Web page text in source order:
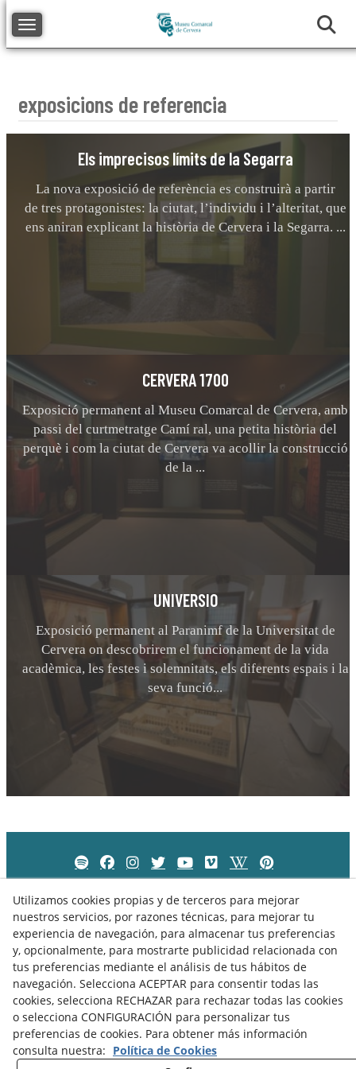
Toggle navigation
exposicions de referencia
Els imprecisos límits de la Segarra
La nova exposició de referència es construirà a partir
de tres protagonistes: la ciutat, l’individu i l’alteritat, que
ens aniran explicant la història de Cervera i la Segarra. ...
CERVERA 1700
Exposició permanent al Museu Comarcal de Cervera, amb
passi del curtmetratge Camí ral, una petita història del
perquè i com la ciutat de Cervera va acollir la construcció
de la ...
UNIVERSIO
Exposició permanent al Paranimf de la Universitat de
Cervera on descobrirem el funcionament de la vida
acadèmica, les festes i solemnitats, els diferents espais i la
seva funció...
Política de Cookies
Política de Privacidad
Utilizamos cookies propias y de terceros para mejorar
nuestros servicios, por razones técnicas, para mejorar tu
experiencia de navegación, para almacenar tus preferencias
y, opcionalmente, para mostrarte publicidad relacionada con
tus preferencias mediante el análisis de tus hábitos de
navegación. Selecciona ACEPTAR para consentir todas las
cookies, selecciona RECHAZAR para rechazar todas las cookies
o selecciona CONFIGURACIÓN para personalizar tus
preferencias de cookies. Para obtener más información
consulta nuestra: Política de Cookies